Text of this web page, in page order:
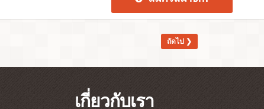
ถัดไป ❯
เกี่ยวกับเรา